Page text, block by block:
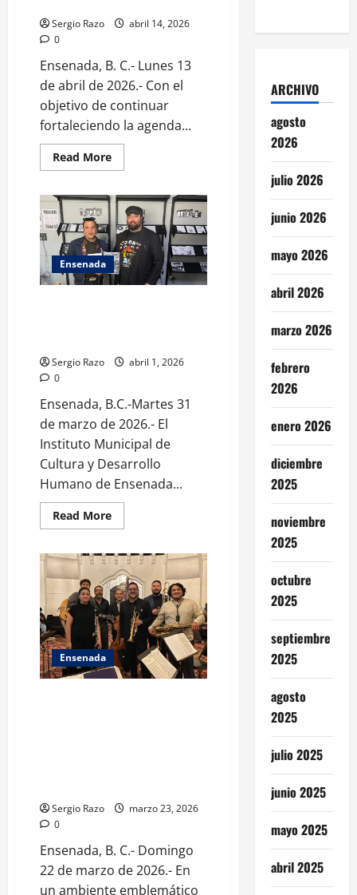
Sergio Razo
abril 14, 2026
0
Ensenada, B. C.- Lunes 13
de abril de 2026.- Con el
objetivo de continuar
fortaleciendo la agenda...
Read MoreRead
more
Riviera
a
Jueves
de
Jazz
y
presentación
de
libro
Ensenada
Sergio Razo
abril 1, 2026
0
Ensenada, B.C.-Martes 31
de marzo de 2026.- El
Instituto Municipal de
Cultura y Desarrollo
Humano de Ensenada...
Read MoreRead
more
IMCUDHE
Archivo
Abierto
de
Zines
“Corta,
Pega,
Resiste”
Ensenada
Sergio Razo
marzo 23, 2026
0
Ensenada, B. C.- Domingo
22 de marzo de 2026.- En
un ambiente emblemático
ARCHIVO
agosto
2026
julio 2026
junio 2026
mayo 2026
abril 2026
marzo 2026
febrero
2026
enero 2026
diciembre
2025
noviembre
2025
octubre
2025
septiembre
2025
agosto
2025
julio 2025
junio 2025
mayo 2025
abril 2025